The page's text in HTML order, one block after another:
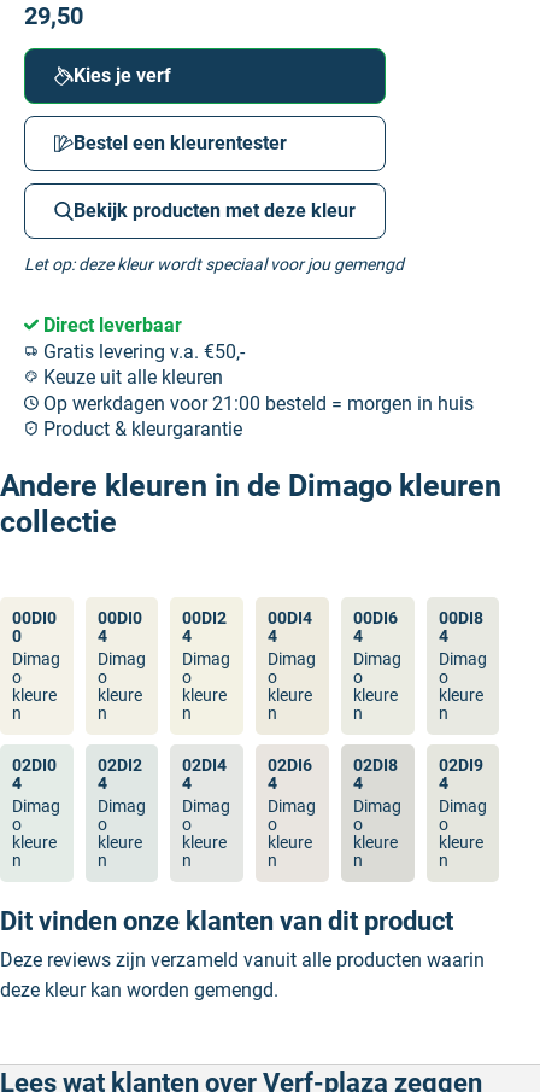
29,50
Kies je verf
Bestel een kleurentester
Bekijk producten met deze kleur
Let op: deze kleur wordt speciaal voor jou gemengd
Direct leverbaar
Gratis levering v.a. €50,-
Keuze uit alle kleuren
Op werkdagen voor 21:00 besteld = morgen in huis
Product & kleurgarantie
Andere kleuren in de Dimago kleuren
collectie
00DI0
0
Dimag
o
kleure
n
00DI0
4
Dimag
o
kleure
n
00DI2
4
Dimag
o
kleure
n
00DI4
4
Dimag
o
kleure
n
00DI6
4
Dimag
o
kleure
n
00DI8
4
Dimag
o
kleure
n
02DI0
4
Dimag
o
kleure
n
02DI2
4
Dimag
o
kleure
n
02DI4
4
Dimag
o
kleure
n
02DI6
4
Dimag
o
kleure
n
02DI8
4
Dimag
o
kleure
n
02DI9
4
Dimag
o
kleure
n
Dit vinden onze klanten van dit product
Deze reviews zijn verzameld vanuit alle producten waarin
deze kleur kan worden gemengd.
Lees wat klanten over Verf-plaza zeggen